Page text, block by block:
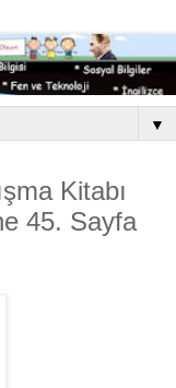
▼
Kitabı
45. Sayfa